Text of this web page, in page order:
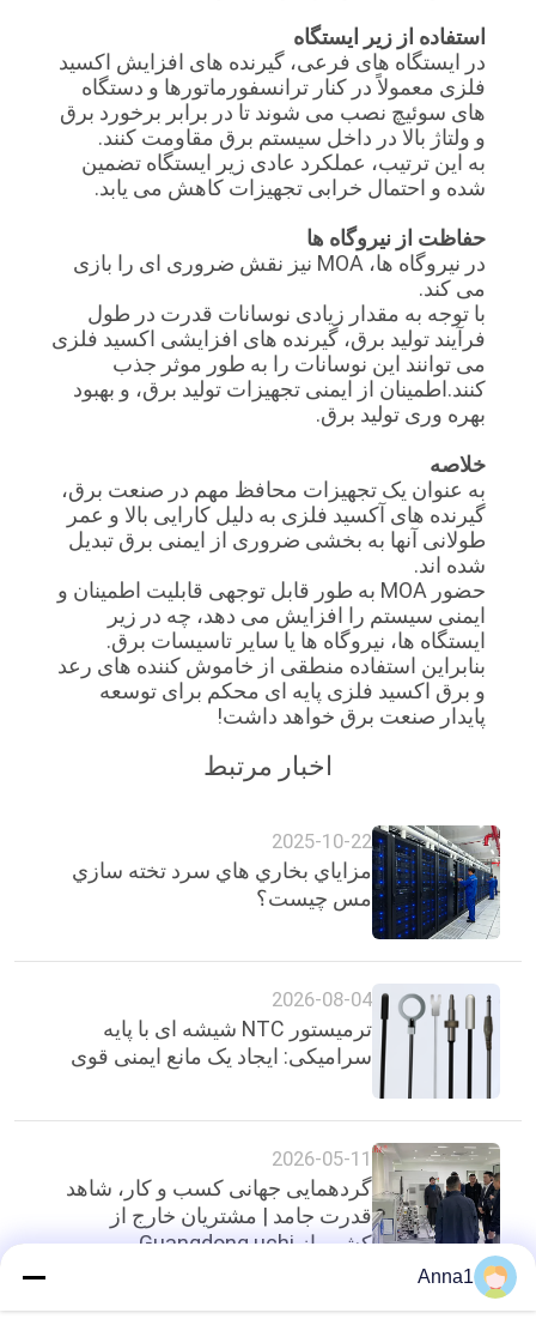
استفاده از زیر ایستگاه
در ایستگاه های فرعی، گیرنده های افزایش اکسید
فلزی معمولاً در کنار ترانسفورماتورها و دستگاه
های سوئیچ نصب می شوند تا در برابر برخورد برق
و ولتاژ بالا در داخل سیستم برق مقاومت کنند.
به این ترتیب، عملکرد عادی زیر ایستگاه تضمین
شده و احتمال خرابی تجهیزات کاهش می یابد.
حفاظت از نیروگاه ها
در نیروگاه ها، MOA نیز نقش ضروری ای را بازی
می کند.
با توجه به مقدار زیادی نوسانات قدرت در طول
فرآیند تولید برق، گیرنده های افزایشی اکسید فلزی
می توانند این نوسانات را به طور موثر جذب
کنند.اطمینان از ایمنی تجهیزات تولید برق، و بهبود
بهره وری تولید برق.
خلاصه
به عنوان یک تجهیزات محافظ مهم در صنعت برق،
گیرنده های آکسید فلزی به دلیل کارایی بالا و عمر
طولانی آنها به بخشی ضروری از ایمنی برق تبدیل
شده اند.
حضور MOA به طور قابل توجهی قابلیت اطمینان و
ایمنی سیستم را افزایش می دهد، چه در زیر
ایستگاه ها، نیروگاه ها یا سایر تاسیسات برق.
بنابراین استفاده منطقی از خاموش کننده های رعد
و برق اکسید فلزی پایه ای محکم برای توسعه
پایدار صنعت برق خواهد داشت!
اخبار مرتبط
2025-10-22
مزاياي بخاري هاي سرد تخته سازي
مس چيست؟
2026-08-04
ترمیستور NTC شیشه ای با پایه
سرامیکی: ایجاد یک مانع ایمنی قوی
2026-05-11
گردهمایی جهانی کسب و کار، شاهد
قدرت جامد | مشتریان خارج از
کشور از Guangdong uchi
Anna1